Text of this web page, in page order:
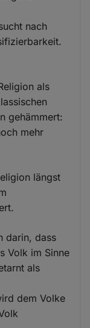
nach
als
gehämmert:
mehr
längst
darin, dass
Volk im Sinne
als
dem Volke